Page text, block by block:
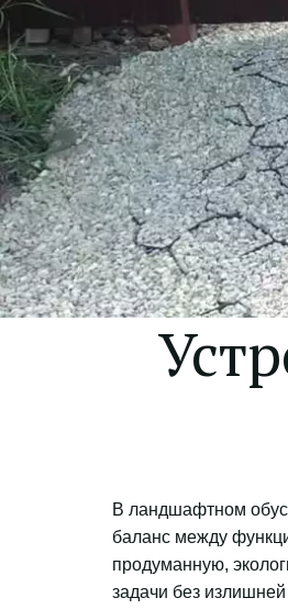
В ландшафтном
баланс между
продуманную,
задачи без